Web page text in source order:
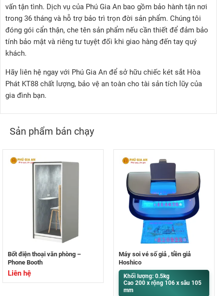
vấn tận tình. Dịch vụ của Phú Gia An bao gồm bảo hành tận nơi
trong 36 tháng và hỗ trợ bảo trì trọn đời sản phẩm. Chúng tôi
đóng gói cẩn thận, che tên sản phẩm nếu cần thiết để đảm bảo
tính bảo mật và riêng tư tuyệt đối khi giao hàng đến tay quý
khách.
Hãy liên hệ ngay với Phú Gia An để sở hữu chiếc két sắt Hòa
Phát KT88 chất lượng, bảo vệ an toàn cho tài sản tích lũy của
gia đình bạn.
Sản phẩm bán chạy
Bốt điện thoại văn phòng –
Phone Booth
Liên hệ
Máy soi vé số giả , tiền giả
Hoshico
Khối lượng: 0.5kg
Cao 200 x rộng 106 x sâu 105
mm